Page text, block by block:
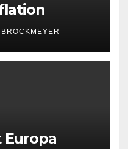
Europa